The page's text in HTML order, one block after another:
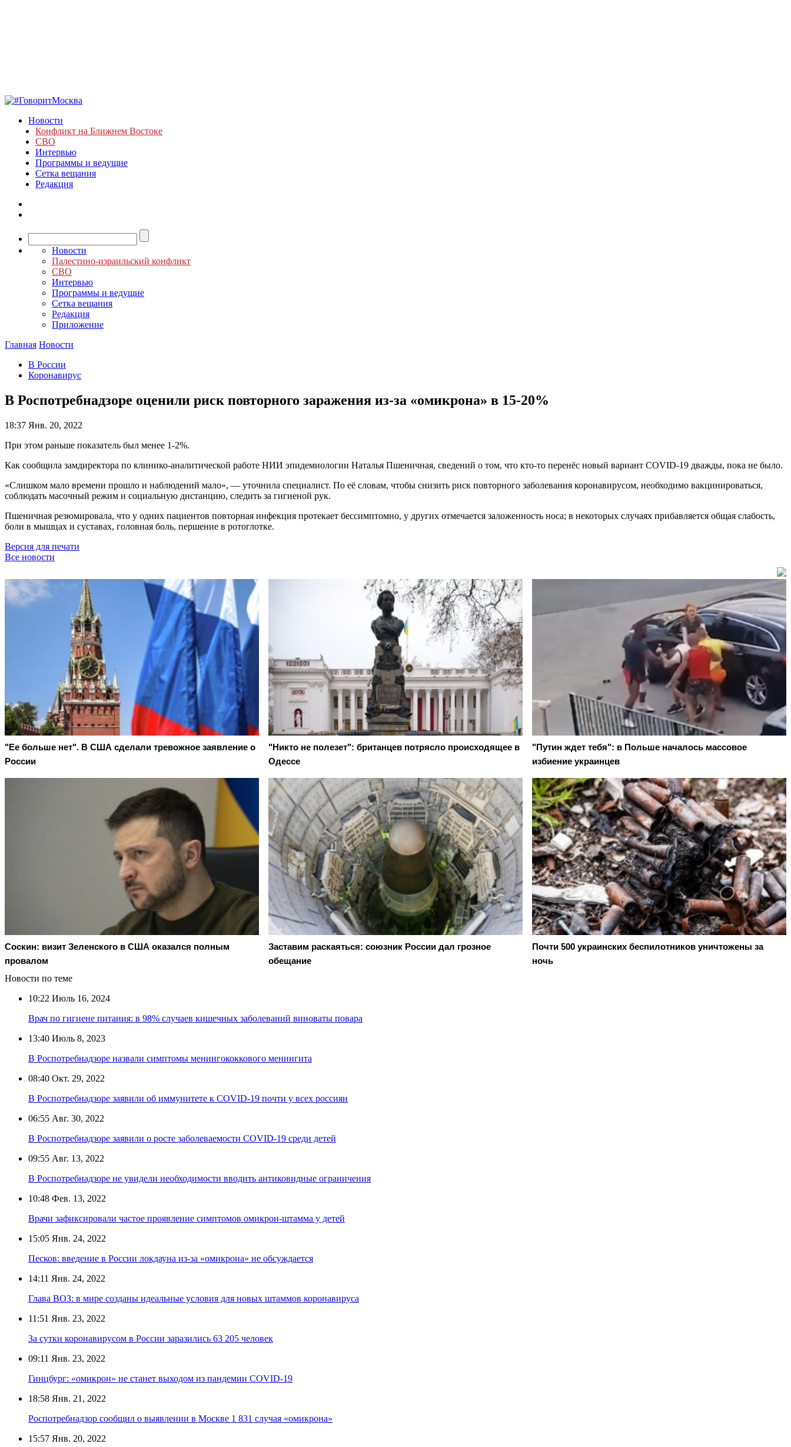
Новости
Конфликт на Ближнем Востоке
СВО
Интервью
Программы и ведущие
Сетка вещания
Редакция
Новости
Палестино-израильский конфликт
СВО
Интервью
Программы и ведущие
Сетка вещания
Редакция
Приложение
Главная Новости
В России
Коронавирус
В Роспотребнадзоре оценили риск повторного заражения из-за «омикрона» в 15-20%
18:37 Янв. 20, 2022
При этом раньше показатель был менее 1-2%.
Как сообщила замдиректора по клинико-аналитической работе НИИ эпидемиологии Наталья Пшеничная, сведений о том, что кто-то перенёс новый вариант COVID-19 дважды, пока не было.
«Слишком мало времени прошло и наблюдений мало», — уточнила специалист. По её словам, чтобы снизить риск повторного заболевания коронавирусом, необходимо вакцинироваться,
соблюдать масочный режим и социальную дистанцию, следить за гигиеной рук.
Пшеничная резюмировала, что у одних пациентов повторная инфекция протекает бессимптомно, у других отмечается заложенность носа; в некоторых случаях прибавляется общая слабость,
боли в мышцах и суставах, головная боль, першение в ротоглотке.
Версия для печати
Все новости
"Ее больше нет". В США сделали тревожное заявление о
России
"Никто не полезет": британцев потрясло происходящее в
Одессе
"Путин ждет тебя": в Польше началось массовое
избиение украинцев
Соскин: визит Зеленского в США оказался полным
провалом
Заставим раскаяться: союзник России дал грозное
обещание
Почти 500 украинских беспилотников уничтожены за
ночь
Новости по теме
10:22 Июль 16, 2024
Врач по гигиене питания: в 98% случаев кишечных заболеваний виноваты повара
13:40 Июль 8, 2023
В Роспотребнадзоре назвали симптомы менингококкового менингита
08:40 Окт. 29, 2022
В Роспотребнадзоре заявили об иммунитете к COVID-19 почти у всех россиян
06:55 Авг. 30, 2022
В Роспотребнадзоре заявили о росте заболеваемости COVID-19 среди детей
09:55 Авг. 13, 2022
В Роспотребнадзоре не увидели необходимости вводить антиковидные ограничения
10:48 Фев. 13, 2022
Врачи зафиксировали частое проявление симптомов омикрон-штамма у детей
15:05 Янв. 24, 2022
Песков: введение в России локдауна из-за «омикрона» не обсуждается
14:11 Янв. 24, 2022
Глава ВОЗ: в мире созданы идеальные условия для новых штаммов коронавируса
11:51 Янв. 23, 2022
За сутки коронавирусом в России заразились 63 205 человек
09:11 Янв. 23, 2022
Гинцбург: «омикрон» не станет выходом из пандемии COVID-19
18:58 Янв. 21, 2022
Роспотребнадзор сообщил о выявлении в Москве 1 831 случая «омикрона»
15:57 Янв. 20, 2022